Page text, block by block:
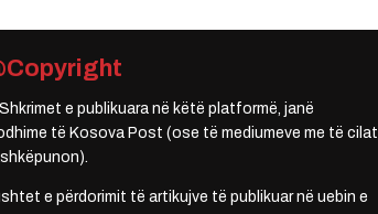
e publikuara në këtë platformë, janë
të Kosova Post (ose të mediumeve me të cilat
e përdorimit të artikujve të publikuar në uebin e